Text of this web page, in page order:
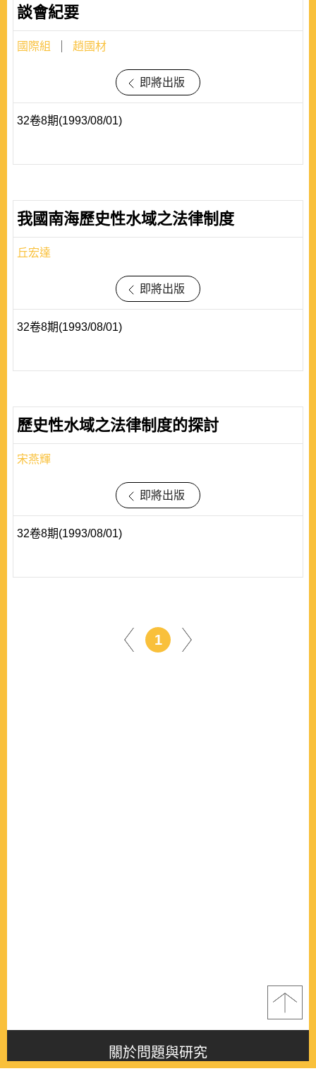
談會紀要
國際組 趙國材
即將出版
32卷8期(1993/08/01)
我國南海歷史性水域之法律制度
丘宏達
即將出版
32卷8期(1993/08/01)
歷史性水域之法律制度的探討
宋燕輝
即將出版
32卷8期(1993/08/01)
1
關於問題與研究
About this journal